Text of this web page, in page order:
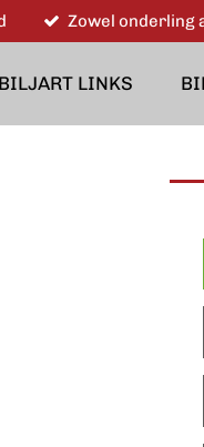
Zowel onderling
BILJART LINKS